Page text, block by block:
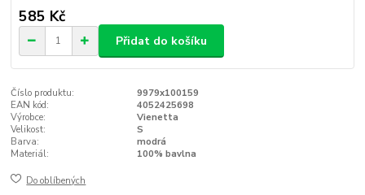
585 Kč
Přidat do košíku
Číslo produktu:
9979x100159
EAN kód:
4052425698
Výrobce:
Vienetta
Velikost:
S
Barva:
modrá
Materiál:
100% bavlna
Do oblíbených